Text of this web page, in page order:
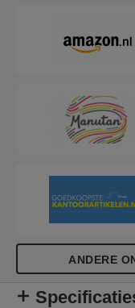
voor de
afgestemd op de
tacker is met
jouw wensen.
ideaal voor het
ANDERE